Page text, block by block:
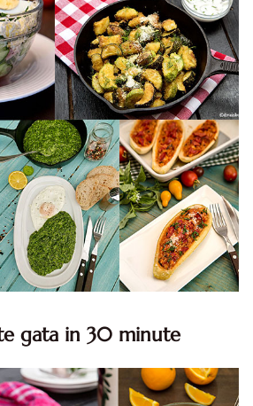
gata in 30 minute
Retete rapide de mancare. Idei
mancare rapid